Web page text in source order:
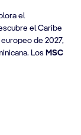
el
el Caribe
de 2027,
Los MSC